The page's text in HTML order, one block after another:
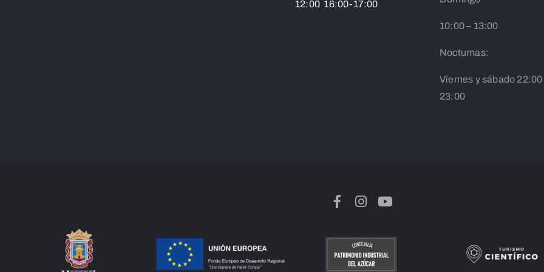
12:00 16:00-17:00
10:00 – 13:00
Nocturnas:
Viernes y sábado 22:00
23:00